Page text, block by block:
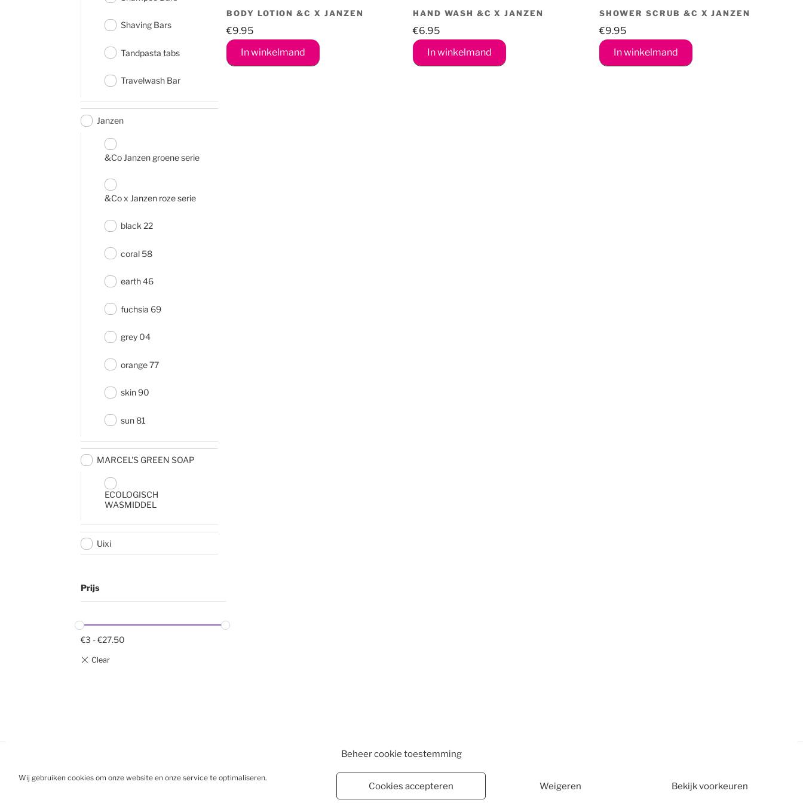
Beheer cookie toestemming
Wij gebruiken cookies om onze website en onze service te optimaliseren.
Cookies accepteren Weigeren Bekijk voorkeuren
BODY LOTION &C X JANZEN
€9.95
In winkelmand
HAND WASH &C X JANZEN
€6.95
In winkelmand
SHOWER SCRUB &C X JANZEN
€9.95
In winkelmand
Shaving Bars
Tandpasta tabs
Travelwash Bar
Janzen
&Co Janzen groene serie
&Co x Janzen roze serie
black 22
coral 58
earth 46
fuchsia 69
grey 04
orange 77
skin 90
sun 81
MARCEL'S GREEN SOAP
ECOLOGISCH
WASMIDDEL
Uixi
Prijs
€3 -€27.50
WINKELMAND VESTIGINGEN CONTACT 2026